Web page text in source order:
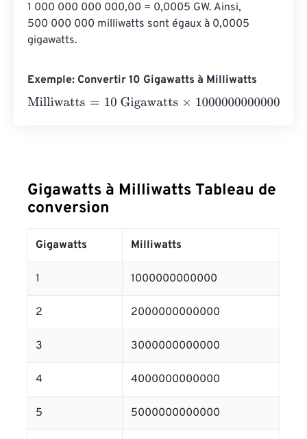
1 000 000 000 000,00 = 0,0005 GW. Ainsi,
500 000 000 milliwatts sont égaux à 0,0005
gigawatts.
Exemple: Convertir 10 Gigawatts à Milliwatts
Milliwatts=10 Gigawatts×1000000000000=
Gigawatts à Milliwatts Tableau de
conversion
Gigawatts Milliwatts
1 1000000000000
2 2000000000000
3 3000000000000
4 4000000000000
5 5000000000000